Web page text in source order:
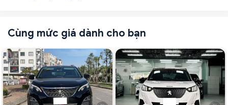
Cùng mức giá dành cho bạn